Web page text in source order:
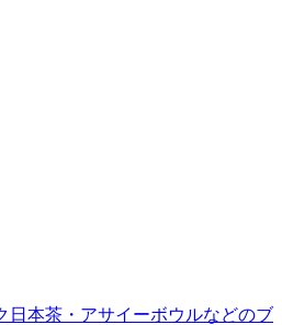
日本茶・アサイーボウルなどのブ